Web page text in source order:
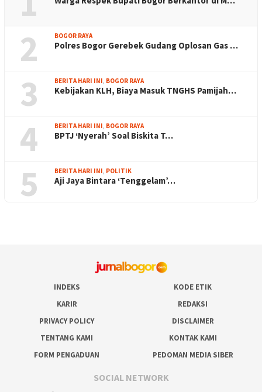
2 BOGOR RAYA
Polres Bogor Gerebek Gudang Oplosan Gas …
3 BERITA HARI INI BOGOR RAYA
Kebijakan KLH, Biaya Masuk TNGHS Pamijah…
4 BERITA HARI INI BOGOR RAYA
BPTJ ‘Nyerah’ Soal Biskita T…
5 BERITA HARI INI POLITIK
Aji Jaya Bintara ‘Tenggelam’…
INDEKS
KODE ETIK
KARIR
REDAKSI
PRIVACY POLICY
DISCLAIMER
TENTANG KAMI
KONTAK KAMI
FORM PENGADUAN
PEDOMAN MEDIA SIBER
SOCIAL NETWORK